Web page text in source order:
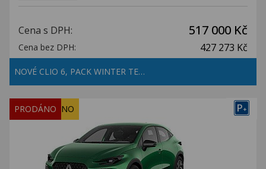
Cena s DPH: 517 000 Kč
Cena bez DPH: 427 273 Kč
NOVÉ CLIO 6, PACK WINTER TE…
P+
REZERVOVÁNO
PRODÁNO